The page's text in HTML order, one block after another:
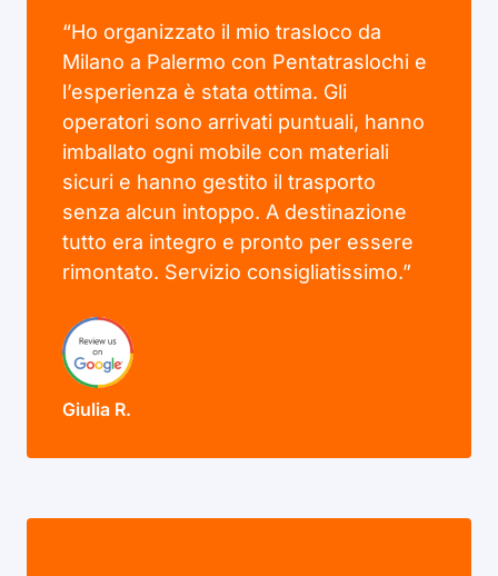
“Ho organizzato il mio trasloco da
Milano a Palermo con Pentatraslochi e
l’esperienza è stata ottima. Gli
operatori sono arrivati puntuali, hanno
imballato ogni mobile con materiali
sicuri e hanno gestito il trasporto
senza alcun intoppo. A destinazione
tutto era integro e pronto per essere
rimontato. Servizio consigliatissimo.”
Giulia R.